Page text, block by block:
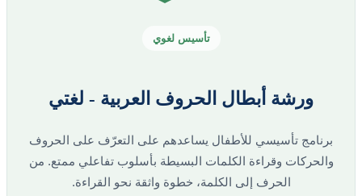
تأسيس لغوي
ورشة أبطال الحروف العربية - لغتي
برنامج تأسيسي للأطفال يساعدهم على التعرّف على الحروف
والحركات وقراءة الكلمات البسيطة بأسلوب تفاعلي ممتع. من
الحرف إلى الكلمة، خطوة واثقة نحو القراءة.